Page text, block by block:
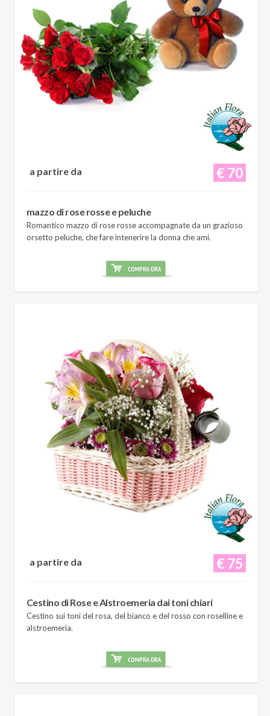
€ 70
a partire da
mazzo di rose rosse e peluche
Romantico mazzo di rose rosse accompagnate da un grazioso
orsetto peluche, che fare intenerire la donna che ami.
€ 75
a partire da
Cestino di Rose e Alstroemeria dai toni chiari
Cestino sui toni del rosa, del bianco e del rosso con roselline e
alstroemeria.